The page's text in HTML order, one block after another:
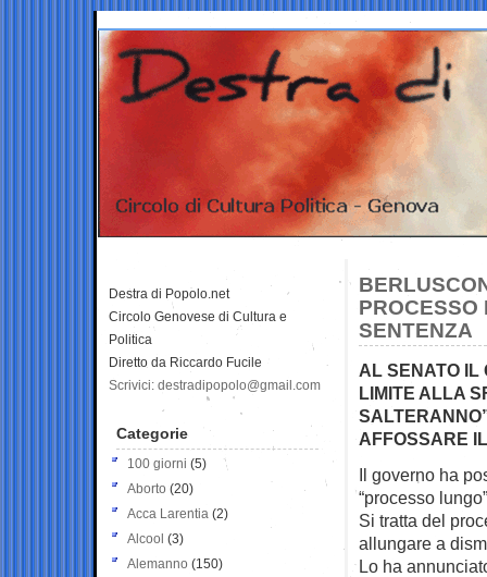
PROCESSO
SENTENZA
AL SENATO IL
LIMITE ALLA
AFFOSSARE
Il governo ha
“processo
Si tratta del
allungare a
Lo ha
Destra di Popolo.net
Circolo Genovese di Cultura e
Politica
Diretto da Riccardo Fucile
Scrivici: destradipopolo@gmail.com
Categorie
100 giorni (5)
Aborto (20)
Acca Larentia (2)
Alcool (3)
Alemanno (150)